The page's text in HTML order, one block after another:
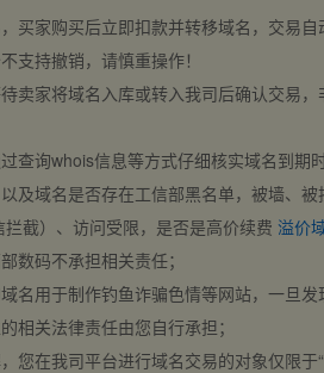
买家购买后立即扣款并转移域名，交易
支持撤销，请慎重操作！
卖家将域名入库或转入我司后确认交易
查询whois信息等方式仔细核实域名到期
及域名是否存在工信部黑名单，被墙、
截）、访问受限，是否是高价续费 溢价
数码不承担相关责任；
名用于制作钓鱼诈骗色情等网站，一旦
相关法律责任由您自行承担；
您在我司平台进行域名交易的对象仅限于